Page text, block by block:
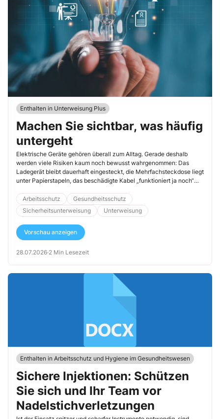
Enthalten in Unterweisung Plus
Machen Sie sichtbar, was häufig
untergeht
Elektrische Geräte gehören überall zum Alltag. Gerade deshalb
werden viele Risiken kaum noch bewusst wahrgenommen: Das
Ladegerät bleibt dauerhaft eingesteckt, die Mehrfachsteckdose liegt
unter Papierstapeln, das beschädigte Kabel „funktioniert ja noch“
genutzt. Viele dieser Situationen wirken harmlos, bis tatsächlich
etwas passiert.
Arbeitsschutz
Gesundheitsschutz
Sicherheitsunterweisung
Unterweisung
Vorschau anzeigen
28.07.2026·2 Min Lesezeit
Enthalten in Arbeitsschutz und Hygiene im Gesundheitswesen
Sichere Injektionen: Schützen
Sie sich und Ihr Team vor
Nadelstichverletzungen